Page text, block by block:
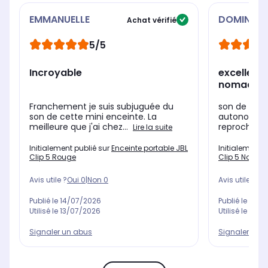
EMMANUELLE Achat vérifié
5/5
Incroyable
Franchement je suis subjuguée du
son de cette mini enceinte. La
meilleure que j'ai chez... Lire la suite
Initialement publié surEnceinte portable JBL
Clip 5 Rouge
Avis utile ?Oui 0|Non 0
Publié le14/07/2026
Utilisé le13/07/2026
Signaler un abus
nomade
son de
autonomie
reproche :
Initialement
Clip 5 Noir
Avis utile ?
Publié le
Utilisé le
Signaler un